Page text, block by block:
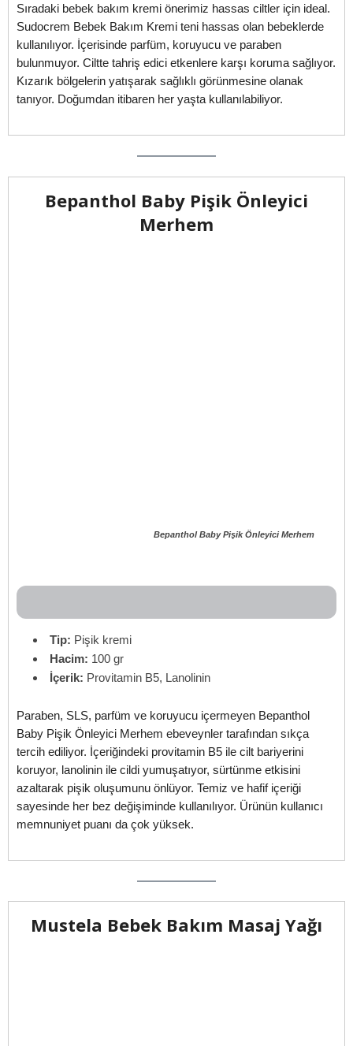
Sıradaki bebek bakım kremi önerimiz hassas ciltler için ideal.
Sudocrem Bebek Bakım Kremi teni hassas olan bebeklerde
kullanılıyor. İçerisinde parfüm, koruyucu ve paraben
bulunmuyor. Ciltte tahriş edici etkenlere karşı koruma sağlıyor.
Kızarık bölgelerin yatışarak sağlıklı görünmesine olanak
tanıyor. Doğumdan itibaren her yaşta kullanılabiliyor.
Bepanthol Baby Pişik Önleyici
Merhem
Bepanthol Baby Pişik Önleyici Merhem
Tip: Pişik kremi
Hacim: 100 gr
İçerik: Provitamin B5, Lanolinin
Paraben, SLS, parfüm ve koruyucu içermeyen Bepanthol
Baby Pişik Önleyici Merhem ebeveynler tarafından sıkça
tercih ediliyor. İçeriğindeki provitamin B5 ile cilt bariyerini
koruyor, lanolinin ile cildi yumuşatıyor, sürtünme etkisini
azaltarak pişik oluşumunu önlüyor. Temiz ve hafif içeriği
sayesinde her bez değişiminde kullanılıyor. Ürünün kullanıcı
memnuniyet puanı da çok yüksek.
Mustela Bebek Bakım Masaj Yağı